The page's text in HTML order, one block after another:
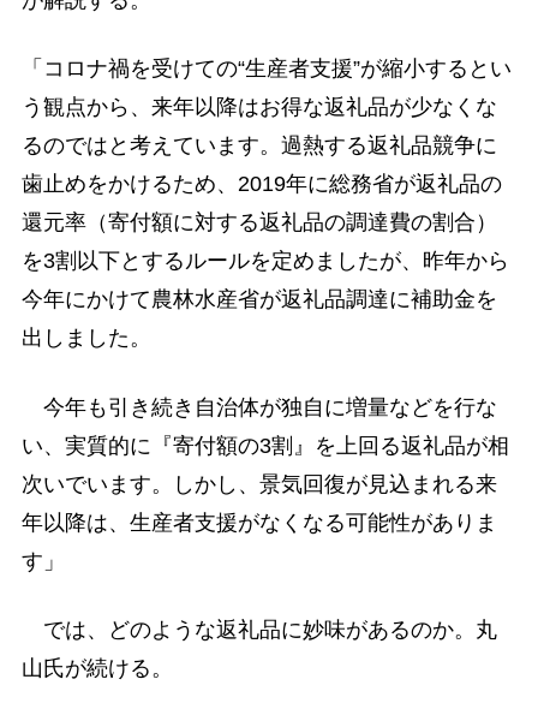
「コロナ禍を受けての“生産者支援”が縮小するとい
う観点から、来年以降はお得な返礼品が少なくな
るのではと考えています。過熱する返礼品競争に
歯止めをかけるため、2019年に総務省が返礼品の
還元率（寄付額に対する返礼品の調達費の割合）
を3割以下とするルールを定めましたが、昨年から
今年にかけて農林水産省が返礼品調達に補助金を
出しました。
今年も引き続き自治体が独自に増量などを行な
い、実質的に『寄付額の3割』を上回る返礼品が相
次いでいます。しかし、景気回復が見込まれる来
年以降は、生産者支援がなくなる可能性がありま
す」
では、どのような返礼品に妙味があるのか。丸
山氏が続ける。